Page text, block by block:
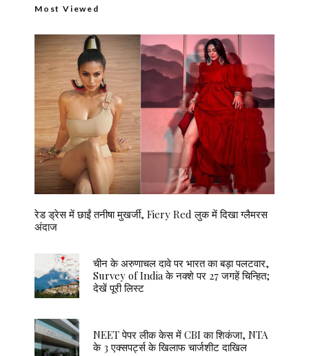
Most Viewed
रेड ड्रेस में छाईं तनीषा मुखर्जी, Fiery Red लुक में दिखा ग्लैमरस
अंदाज
चीन के अरुणाचल दावे पर भारत का बड़ा पलटवार,
Survey of India के नक्शे पर 27 जगहें चिन्हित;
देखें पूरी लिस्ट
NEET पेपर लीक केस में CBI का शिकंजा, NTA
के 3 एक्सपर्ट्स के खिलाफ चार्जशीट दाखिल